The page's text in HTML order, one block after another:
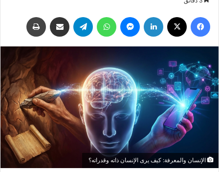
فيسبوك لينكدإن ماسنجر واتساب تيلقرام مشاركة عبر البريد
الإنسان والمعرفة: كيف يرى الإنسان ذاته وقدراته؟